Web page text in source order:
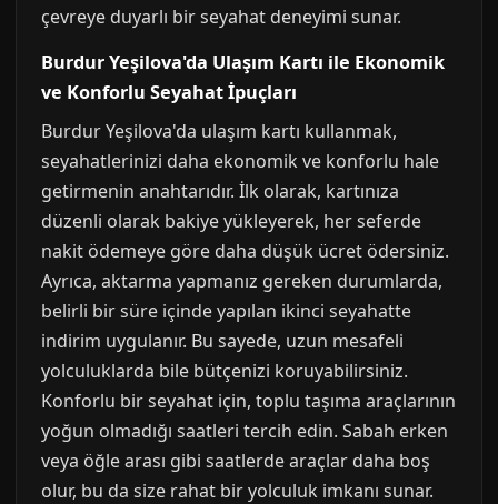
çevreye duyarlı bir seyahat deneyimi sunar.
Burdur Yeşilova'da Ulaşım Kartı ile Ekonomik
ve Konforlu Seyahat İpuçları
Burdur Yeşilova'da ulaşım kartı kullanmak,
seyahatlerinizi daha ekonomik ve konforlu hale
getirmenin anahtarıdır. İlk olarak, kartınıza
düzenli olarak bakiye yükleyerek, her seferde
nakit ödemeye göre daha düşük ücret ödersiniz.
Ayrıca, aktarma yapmanız gereken durumlarda,
belirli bir süre içinde yapılan ikinci seyahatte
indirim uygulanır. Bu sayede, uzun mesafeli
yolculuklarda bile bütçenizi koruyabilirsiniz.
Konforlu bir seyahat için, toplu taşıma araçlarının
yoğun olmadığı saatleri tercih edin. Sabah erken
veya öğle arası gibi saatlerde araçlar daha boş
olur, bu da size rahat bir yolculuk imkanı sunar.